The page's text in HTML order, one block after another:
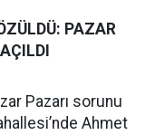
PAZAR
Pazarı sorunu
Ahmet